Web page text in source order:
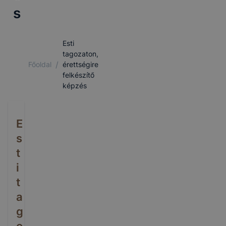
s
Főoldal /
Esti
tagozaton,
érettségire
felkészítő
képzés
E
s
t
i
t
a
g